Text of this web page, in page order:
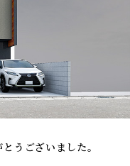
うございました。